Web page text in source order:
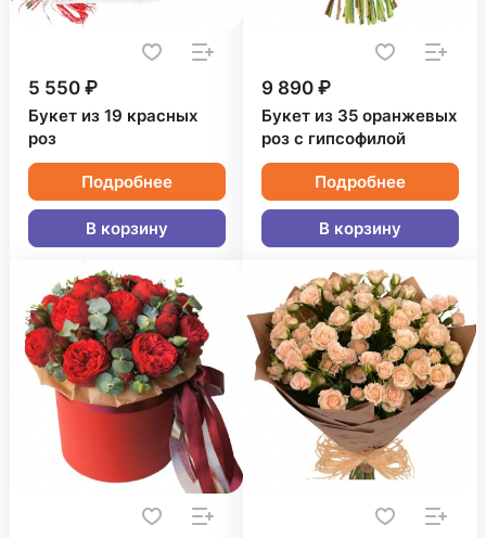
5 550 ₽
Букет из 19 красных
роз
Подробнее
В корзину
9 890 ₽
Букет из 35 оранжевых
роз с гипсофилой
Подробнее
В корзину